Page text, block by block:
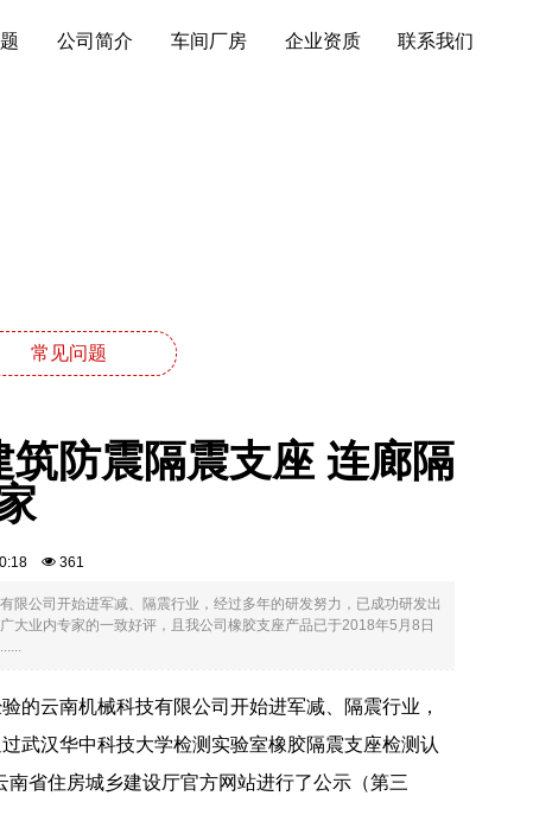
公司简介 车间厂房 企业资质 联系我们
常见问题
防震隔震支座 连廊隔
361
限公司开始进军减、隔震行业，经过多年的研发努力，已成功研发出
大业内专家的一致好评，且我公司橡胶支座产品已于2018年5月8日
的云南机械科技有限公司开始进军减、隔震行业，
武汉华中科技大学检测实验室橡胶隔震支座检测认
省住房城乡建设厅官方网站进行了公示（第三